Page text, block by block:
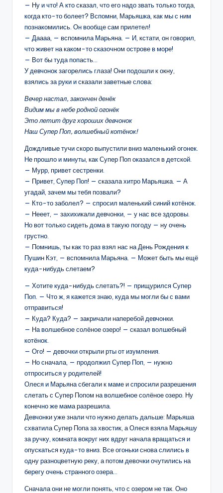
— Ну и что! А кто сказал, что его надо звать только тогда,
когда кто-то болеет? Вспомни, Марьяшка, как мы с ним
познакомились. Он вообще сам прилетел!
— Даааа, — вспомнила Марьяна. — И, кстати, он говорил,
что живет на каком-то сказочном острове в море!
— Вот бы туда попасть…
У девчонок загорелись глаза! Они подошли к окну,
взялись за руки и сказали заветные слова:
Вечер настал, закончен денёк
Видим мы в небе родной огонёк
Это летит друг хороших девчонок
Наш Супер Поп, волшебный котёнок!
Дождливые тучи скоро выпустили вниз маленький огонек.
Не прошло и минуты, как Супер Поп оказался в детской.
— Мурр, привет сестренки.
— Привет, Супер Поп! — сказала хитро Марьяшка. — А
угадай, зачем мы тебя позвали?
— Кто-то заболел? — спросил маленький синий котёнок.
— Нееет, — захихикали девчонки, — у нас все здоровы.
Но вот только сидеть дома в такую погоду — ну очень
грустно.
— Помнишь, ты как то раз взял нас на День Рождения к
Пушин Кэт, — вспомнила Марьяна. — Может быть мы ещё
куда-нибудь слетаем?
— Хотите куда-нибудь слетать?! — прищурился Супер
Поп. — Что ж, я кажется знаю, куда мы могли бы с вами
отправиться!
— Куда? Куда? — закричали наперебой девчонки.
— На волшебное солёное озеро! — сказал волшебный
котёнок.
— Ого! — девочки открыли рты от изумления.
— Но сначала, — продолжил Супер Поп, — нужно
отпроситься у родителей!
Олеся и Марьяна сбегали к маме и спросили разрешения
слетать с Супер Попом на волшебное солёное озеро. Ну
конечно же мама разрешила.
Девчонки уже знали что нужно делать дальше: Марьяша
схватила Супер Попа за хвостик, а Олеся взяла Марьяшу
за ручку, комната вокруг них вдруг начала вращаться и
опускаться куда-то вниз. Все огоньки снова слились в
одну разноцветную реку, а потом девочки очутились на
берегу очень странного озера…
Сначала они не могли понять, что с озером не так. Оно